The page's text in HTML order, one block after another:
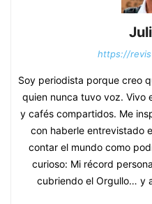
https://
Soy periodista porque creo
quien nunca tuvo voz. Vivo
y cafés compartidos. Me
con haberle entrevistado
contar el mundo como
curioso: Mi récord
cubriendo el Orgullo… y